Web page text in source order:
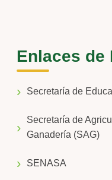
Enlaces de
Secretaría de
Secretaría de
Ganadería (SAG)
SENASA